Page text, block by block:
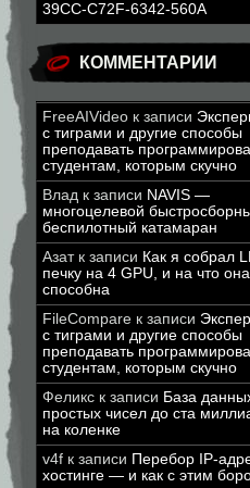
39CC-C72F-6342-560A
КОММЕНТАРИИ
FreeAIVideo к записи
с тиграми и другие способы
преподавать
студентам, которым скучно
Влад к записи NAVIS —
многоцелевой
беспилотный катамаран
Азатк записи Как я собрал
печку на 4 GPU, и на что она
способна
FileCompare к записи
с тиграми и другие способы
преподавать
студентам, которым скучно
Феликс к записи База
простых чисел до ста
на коленке
v4f к записи Перебор IP-
хостинге — и как с этим